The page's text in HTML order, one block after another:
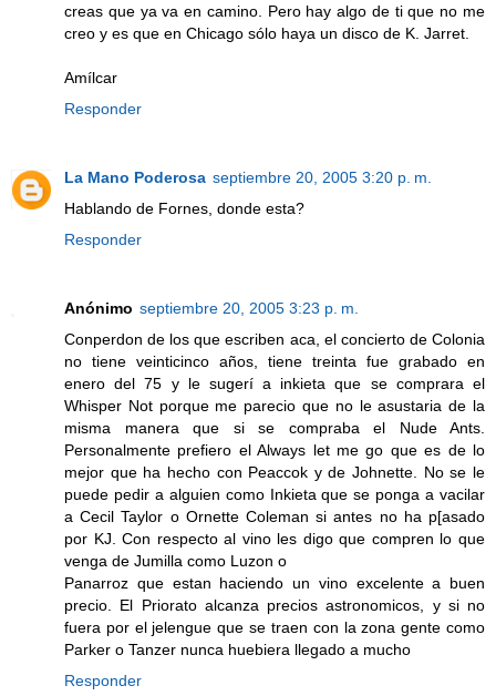
creas que ya va en camino. Pero hay algo de ti que no me
creo y es que en Chicago sólo haya un disco de K. Jarret.
Amílcar
Responder
La Mano Poderosa septiembre 20, 2005 3:20 p. m.
Hablando de Fornes, donde esta?
Responder
Anónimo septiembre 20, 2005 3:23 p. m.
Conperdon de los que escriben aca, el concierto de Colonia
no tiene veinticinco años, tiene treinta fue grabado en
enero del 75 y le sugerí a inkieta que se comprara el
Whisper Not porque me parecio que no le asustaria de la
misma manera que si se compraba el Nude Ants.
Personalmente prefiero el Always let me go que es de lo
mejor que ha hecho con Peaccok y de Johnette. No se le
puede pedir a alguien como Inkieta que se ponga a vacilar
a Cecil Taylor o Ornette Coleman si antes no ha p[asado
por KJ. Con respecto al vino les digo que compren lo que
venga de Jumilla como Luzon o
Panarroz que estan haciendo un vino excelente a buen
precio. El Priorato alcanza precios astronomicos, y si no
fuera por el jelengue que se traen con la zona gente como
Parker o Tanzer nunca huebiera llegado a mucho
Responder